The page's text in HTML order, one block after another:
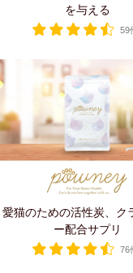
を与える
59
愛猫のための活性炭、ク
ー配合サプリ
76